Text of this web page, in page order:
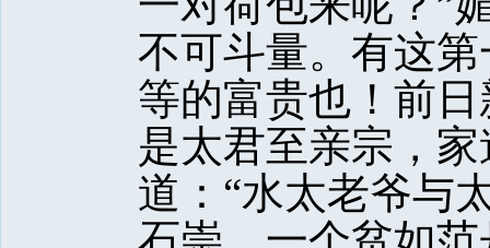
不可斗量。有这
等的富贵也！前
是太君至亲宗，
道：“水太老爷与